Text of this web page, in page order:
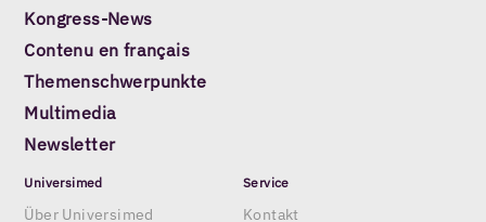
Kongress-News
Contenu en français
Themenschwerpunkte
Multimedia
Newsletter
Universimed
Über Universimed
Service
Kontakt